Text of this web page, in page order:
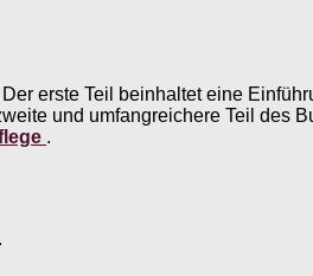
erste Teil beinhaltet eine
und umfangreichere Teil des
.